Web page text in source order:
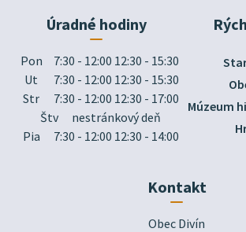
Úradné hodiny
Pon
7:30 - 12:00 12:30 - 15:30
Ut
7:30 - 12:00 12:30 - 15:30
Str
7:30 - 12:00 12:30 - 17:00
Štv
nestránkový deň
Pia
7:30 - 12:00 12:30 - 14:00
Múzeum
Kontakt
Obec Divín